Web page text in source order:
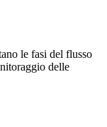
le fasi del flusso
delle